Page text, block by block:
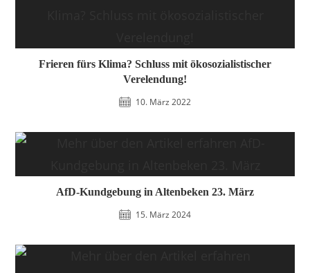
Frieren fürs Klima? Schluss mit ökosozialistischer
Verelendung!
10. März 2022
AfD-Kundgebung in Altenbeken 23. März
15. März 2024